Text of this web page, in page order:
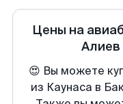
Цены на
Алиев
😍 Вы можете
из Каунаса в